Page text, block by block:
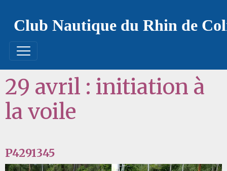
Club Nautique du Rhin de
29 avril : initiation à
la voile
P4291345